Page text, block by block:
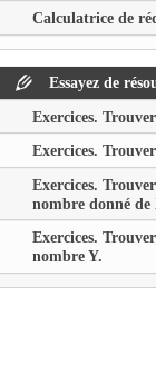
Calculatrice de
Essayez de
Exercices.
Exercices.
Exercices.
nombre donné de
Exercices.
nombreY.